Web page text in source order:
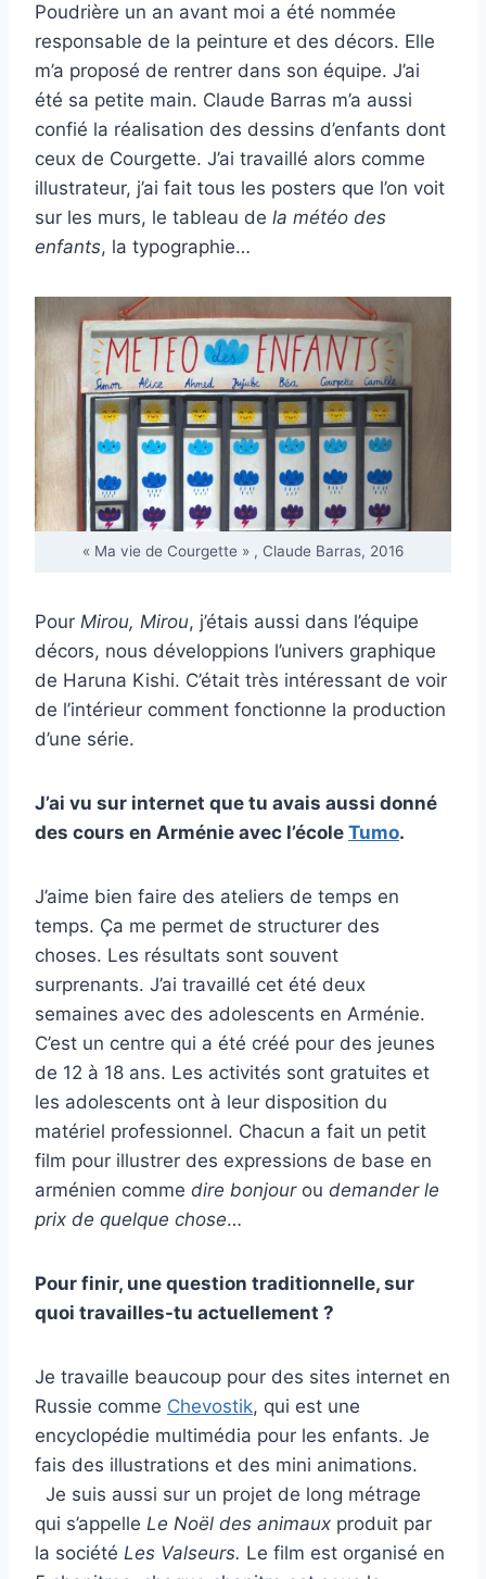
Poudrière un an avant moi a été nommée
responsable de la peinture et des décors. Elle
m’a proposé de rentrer dans son équipe. J’ai
été sa petite main. Claude Barras m’a aussi
confié la réalisation des dessins d’enfants dont
ceux de Courgette. J’ai travaillé alors comme
illustrateur, j’ai fait tous les posters que l’on voit
sur les murs, le tableau de la météo des
enfants, la typographie…
« Ma vie de Courgette » , Claude Barras, 2016
Pour Mirou, Mirou, j’étais aussi dans l’équipe
décors, nous développions l’univers graphique
de Haruna Kishi. C’était très intéressant de voir
de l’intérieur comment fonctionne la production
d’une série.
J’ai vu sur internet que tu avais aussi donné
des cours en Arménie avec l’école Tumo.
J’aime bien faire des ateliers de temps en
temps. Ça me permet de structurer des
choses. Les résultats sont souvent
surprenants. J’ai travaillé cet été deux
semaines avec des adolescents en Arménie.
C’est un centre qui a été créé pour des jeunes
de 12 à 18 ans. Les activités sont gratuites et
les adolescents ont à leur disposition du
matériel professionnel. Chacun a fait un petit
film pour illustrer des expressions de base en
arménien comme dire bonjourou demander le
prix de quelque chose…
Pour finir, une question traditionnelle, sur
quoi travailles-tu actuellement ?
Je travaille beaucoup pour des sites internet en
Russie comme Chevostik, qui est une
encyclopédie multimédia pour les enfants. Je
fais des illustrations et des mini animations.
Je suis aussi sur un projet de long métrage
qui s’appelle Le Noël des animaux produit par
la société Les Valseurs. Le film est organisé en